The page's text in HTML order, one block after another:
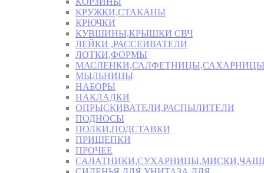
КРУЖКИ,СТАКАНЫ
КРЮЧКИ
КУВШИНЫ,КРЫШКИ СВЧ
ЛЕЙКИ ,РАССЕИВАТЕЛИ
ЛОТКИ,ФОРМЫ
МАСЛЕНКИ,САЛФЕТНИЦЫ,САХАРНИЦЫ
МЫЛЬНИЦЫ
НАБОРЫ
НАКЛАДКИ
ОПРЫСКИВАТЕЛИ,РАСПЫЛИТЕЛИ
ПОДНОСЫ
ПОЛКИ,ПОДСТАВКИ
ПРИЩЕПКИ
ПРОЧЕЕ